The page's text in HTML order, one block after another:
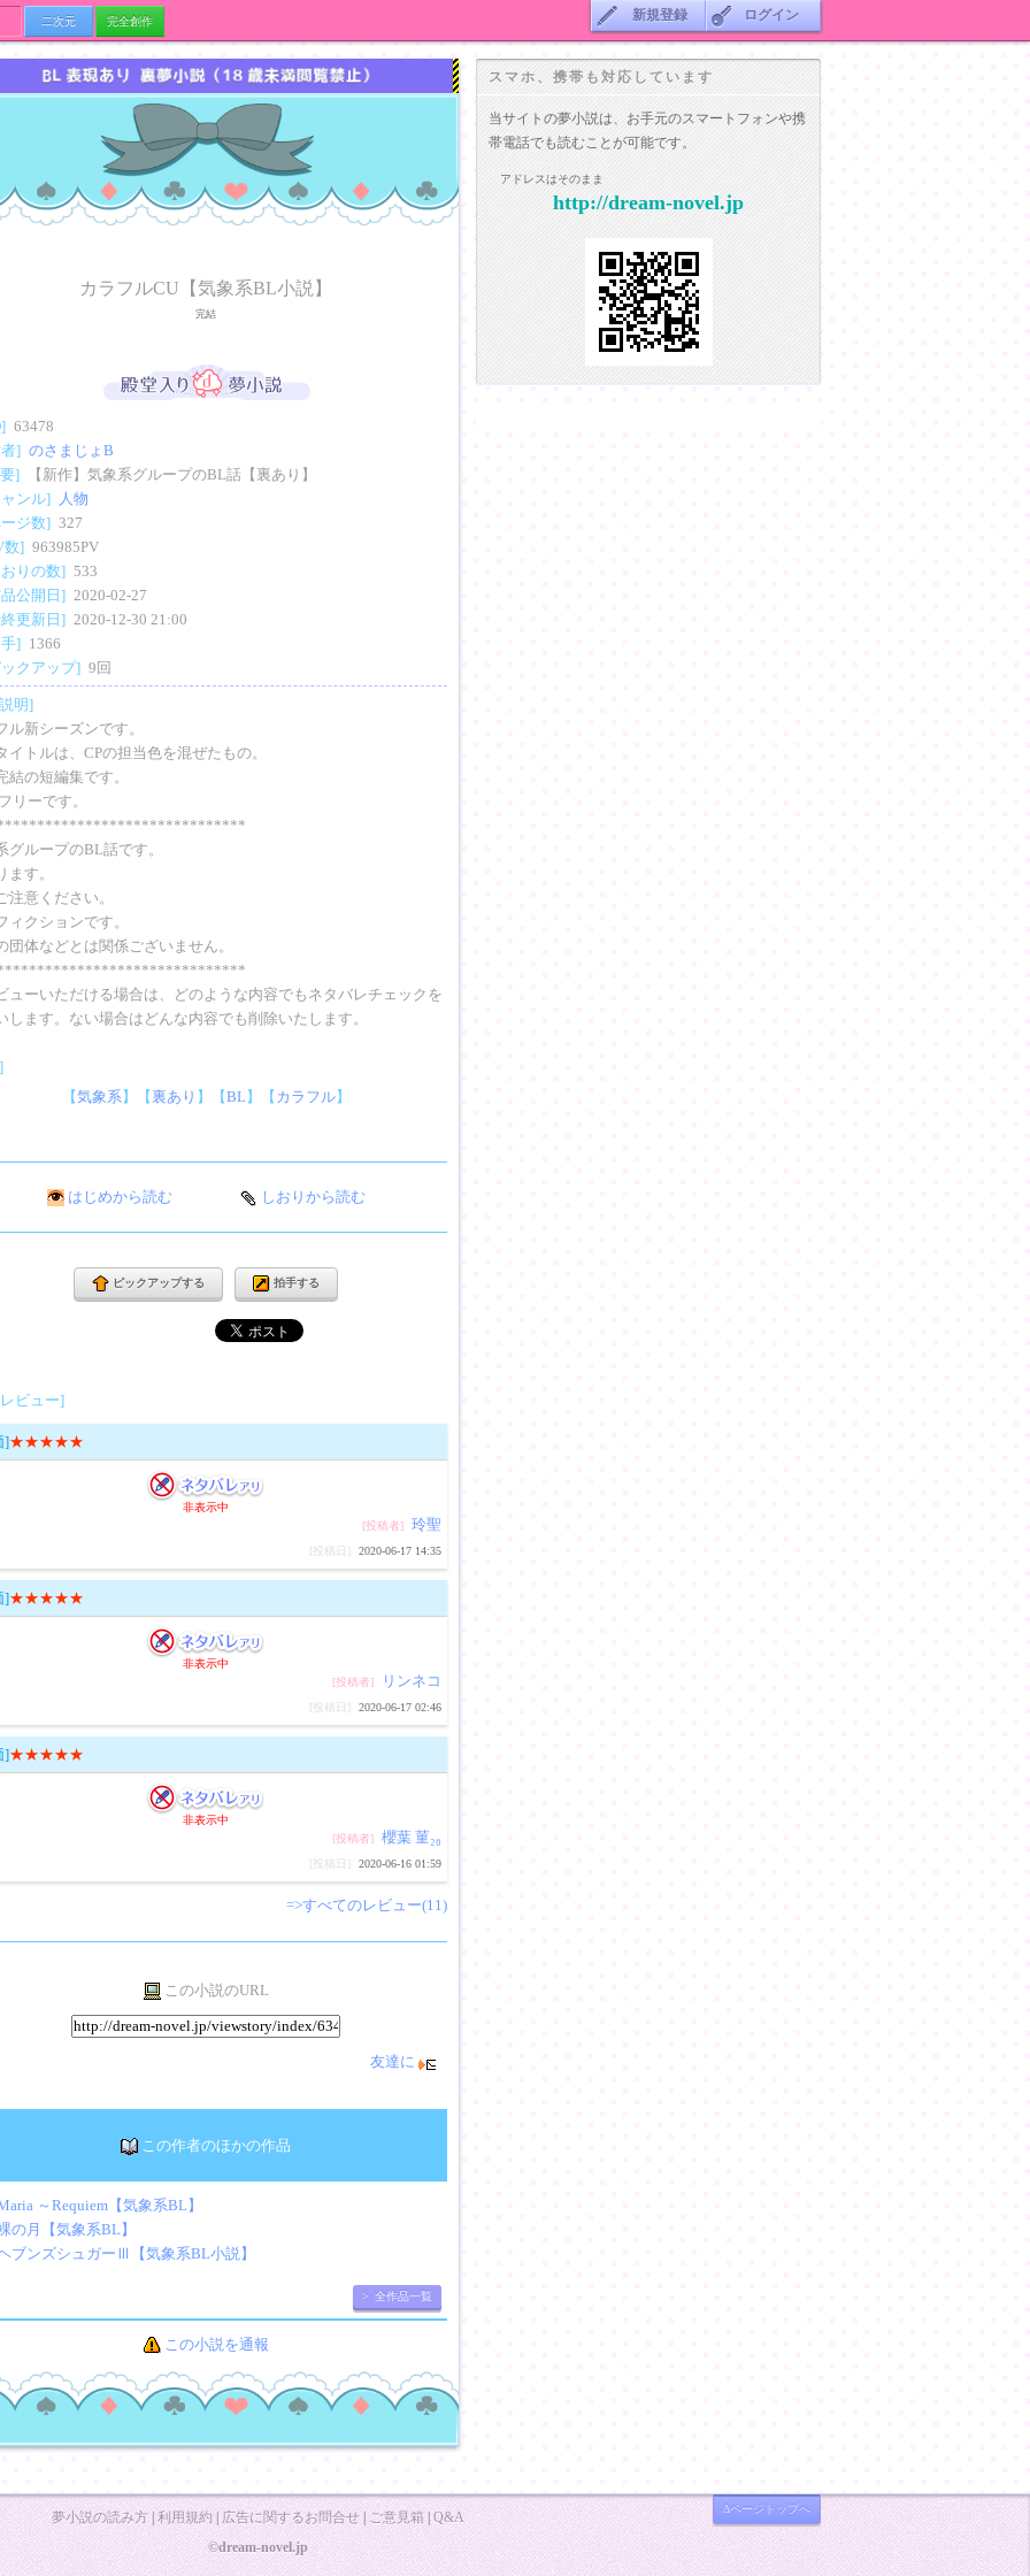
二次元 完全創作 新規登録 ログイン
カラフルCU【気象系BL小説】
完結
63478
] のさまじょB
]
【新作】気象系グループのBL話【裏あり】
ンル]
人物
ジ数] 327
数] 963985PV
おりの数] 533
公開日] 2020-02-27
更新日] 2020-12-30 21:00
] 1366
ックアップ] 9回
明]
ル新シーズンです。
イトルは、CPの担当色を混ぜたもの。
結の短編集です。
リーです。
グループのBL話です。
ます。
注意ください。
ィクションです。
団体などとは関係ございません。
ューいただける場合は、どのような内容でもネタバレチェックを
します。ない場合はどんな内容でも削除いたします。
【気象系 】【 裏あり 】【BL 】【 カラフル】
はじめから読む しおりから読む
ピックアップする 拍手する
レビュー]
]★★★★★
非表示中
[投稿者]
玲聖
[投稿日] 2020-06-17 14:35
]★★★★★
非表示中
[投稿者]
リンネコ
[投稿日] 2020-06-17 02:46
]★★★★★
非表示中
[投稿者]
櫻葉 菫₂₆
[投稿日] 2020-06-16 01:59
=>すべてのレビュー(11)
この小説のURL
友達に
この作者のほかの作品
～Requiem【気象系BL】
の月【気象系BL】
ブンズシュガーⅢ【気象系BL小説】
> 全作品一覧
この小説を通報
スマホ、携帯も対応しています
当サイトの夢小説は、お手元のスマートフォンや携
帯電話でも読むことが可能です。
アドレスはそのまま
http://dream-novel.jp
夢小説の読み方| 利用規約| 広告に関するお問合せ| ご意見箱 Q&A
Δページトップへ
©dream-novel.jp